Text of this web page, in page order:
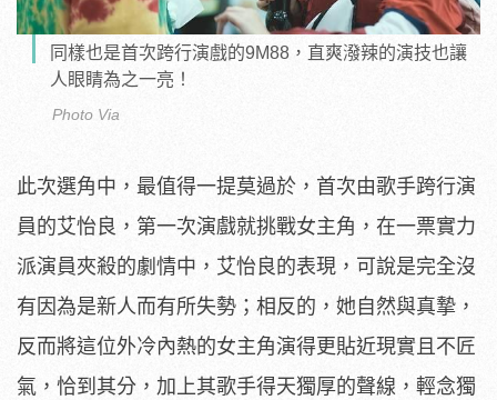
同樣也是首次跨行演戲的9M88，直爽潑辣的演技也讓
人眼睛為之一亮！
Photo Via
此次選角中，最值得一提莫過於，首次由歌手跨行演
員的艾怡良，第一次演戲就挑戰女主角，在一票實力
派演員夾殺的劇情中，艾怡良的表現，可說是完全沒
有因為是新人而有所失勢；相反的，她自然與真摯，
反而將這位外冷內熱的女主角演得更貼近現實且不匠
氣，恰到其分，加上其歌手得天獨厚的聲線，輕念獨